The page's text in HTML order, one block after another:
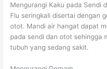
Mengurangi Kaku pada Sendi
Flu seringkali disertai dengan
otot. Mandi air hangat dapat
pada sendi dan otot sehingga
tubuh yang sedang sakit.